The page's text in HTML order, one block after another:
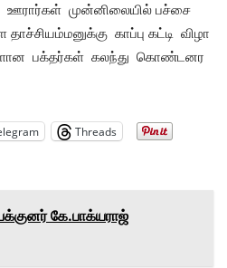
முன்னிலையில் பச்சை
காப்பு கட்டி விழா
பக்தர்கள் கலந்து கொண்டனர
Threads
கே.பாக்யராஜ்